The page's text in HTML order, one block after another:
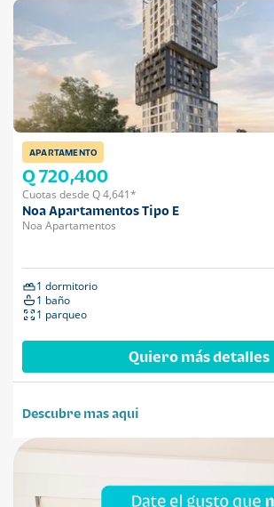
APARTAMENTO
Q 720,400
Cuotas desde Q 4,641*
Noa Apartamentos Tipo E
Noa Apartamentos
1 dormitorio
1 baño
1 parqueo
Quiero más detalles
Descubre mas aqui